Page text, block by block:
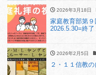
2026年3月18日
家庭教育部第９
2026.5.30=終了
2026年2月5日
２・１１信教